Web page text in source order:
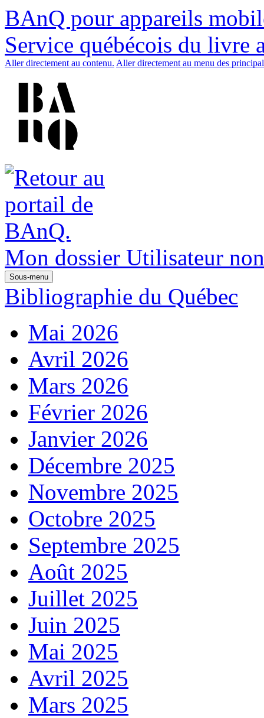
BAnQ pour appareils
Service québécois du livre
Aller directement au contenu. Aller directement au menu des
Mon dossier Utilisateur
Sous-menu
Bibliographie du Québec
Mai 2026
Avril 2026
Mars 2026
Février 2026
Janvier 2026
Décembre 2025
Novembre 2025
Octobre 2025
Septembre 2025
Août 2025
Juillet 2025
Juin 2025
Mai 2025
Avril 2025
Mars 2025